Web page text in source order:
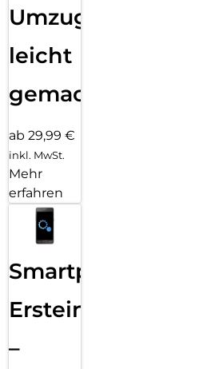
Umzug
leicht
gemacht!
ab 29,99 €
inkl. MwSt.
Mehr
erfahren
Smartphone
Ersteinrichtung
–